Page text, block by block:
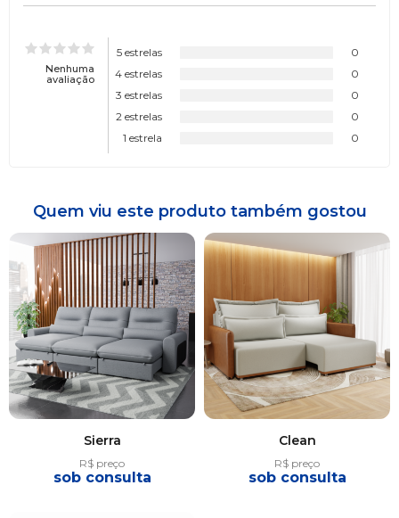
Nenhuma
avaliação
5 estrelas
0
4 estrelas
0
3 estrelas
0
2 estrelas
0
1 estrela
0
Quem viu este produto também gostou
Sierra
R$ preço
sob consulta
Clean
R$ preço
sob consulta